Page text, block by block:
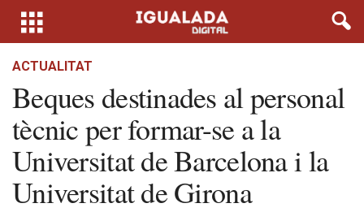
ACTUALITAT
Beques destinades al personal
tècnic per formar-se a la
Universitat de Barcelona i la
Universitat de Girona